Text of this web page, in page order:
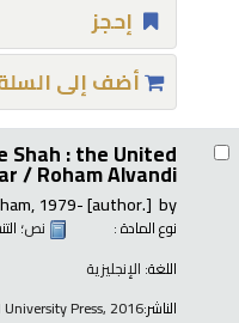
إحجز
أضف إلى
Shah : the United
/Roham Alvandi.
by
, 1979-[author.]
نوع المادة : نص؛
اللغة: الإنجليزية
الناشر:Press, 2016